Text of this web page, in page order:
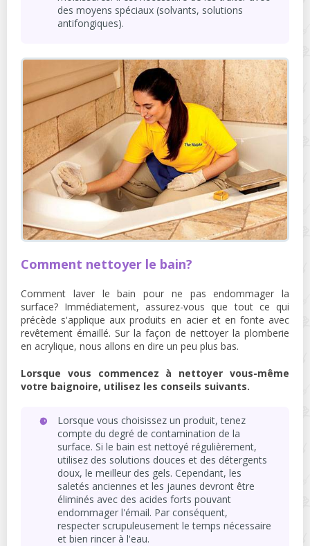
des moyens spéciaux (solvants, solutions
antifongiques).
Comment nettoyer le bain?
Comment laver le bain pour ne pas endommager la
surface? Immédiatement, assurez-vous que tout ce qui
précède s'applique aux produits en acier et en fonte avec
revêtement émaillé. Sur la façon de nettoyer la plomberie
en acrylique, nous allons en dire un peu plus bas.
Lorsque vous commencez à nettoyer vous-même
votre baignoire, utilisez les conseils suivants.
Lorsque vous choisissez un produit, tenez
compte du degré de contamination de la
surface. Si le bain est nettoyé régulièrement,
utilisez des solutions douces et des détergents
doux, le meilleur des gels. Cependant, les
saletés anciennes et les jaunes devront être
éliminés avec des acides forts pouvant
endommager l'émail. Par conséquent,
respecter scrupuleusement le temps nécessaire
et bien rincer à l'eau.